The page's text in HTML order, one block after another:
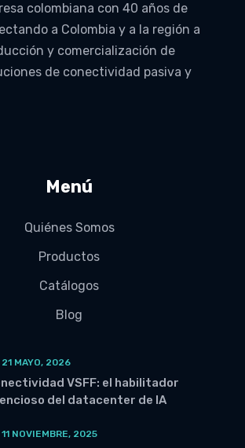
colombiana con 40 años de
a Colombia y a la región a
y comercialización de
de conectividad pasiva y
Menú
Quiénes Somos
Productos
Catálogos
Blog
21 MAYO, 2026
VSFF: el habilitador
del datacenter de IA
11 NOVIEMBRE, 2025